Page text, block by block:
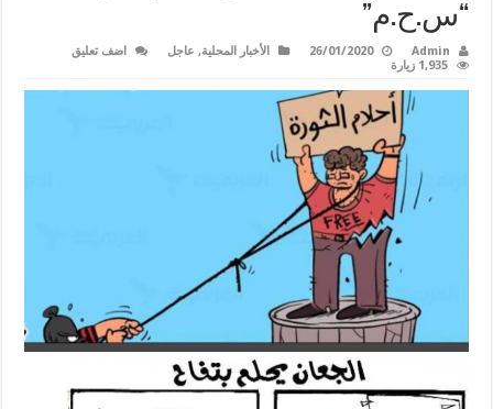
“س.ح.م”
Admin
26/01/2020 الأخبار المحلية, عاجل
اضف تعليق
1,935 زيارة